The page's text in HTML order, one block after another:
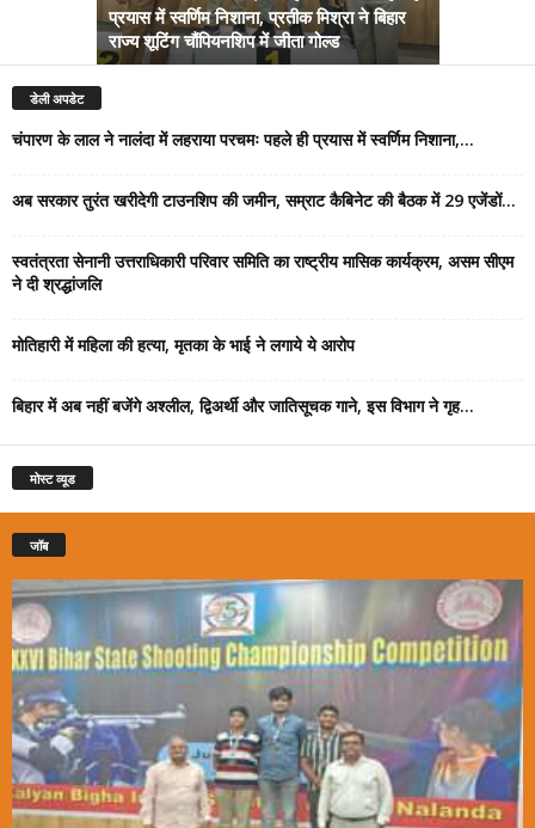
प्रयास में स्वर्णिम निशाना, प्रतीक मिश्रा ने बिहार
राज्य शूटिंग चौंपियनशिप में जीता गोल्ड
डेली अपडेट
चंपारण के लाल ने नालंदा में लहराया परचमः पहले ही प्रयास में स्वर्णिम निशाना,...
अब सरकार तुरंत खरीदेगी टाउनशिप की जमीन, सम्राट कैबिनेट की बैठक में 29 एजेंडों...
स्वतंत्रता सेनानी उत्तराधिकारी परिवार समिति का राष्ट्रीय मासिक कार्यक्रम, असम सीएम
ने दी श्रद्धांजलि
मोतिहारी में महिला की हत्या, मृतका के भाई ने लगाये ये आरोप
बिहार में अब नहीं बजेंगे अश्लील, द्विअर्थी और जातिसूचक गाने, इस विभाग ने गृह...
मोस्ट व्यूड
जॉब